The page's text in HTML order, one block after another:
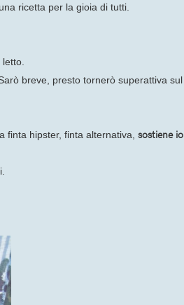
ricetta per la gioia di tutti.
breve, presto tornerò superattiva sul
finta hipster, finta alternativa, sostiene io